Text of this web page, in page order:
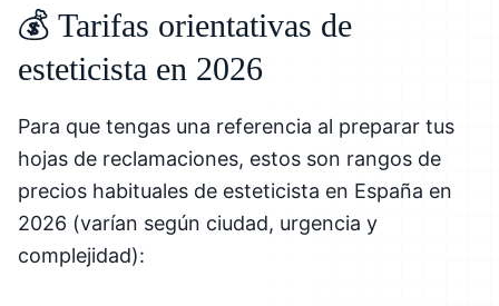
💰 Tarifas orientativas de
esteticista en 2026
Para que tengas una referencia al preparar tus
hojas de reclamaciones, estos son rangos de
precios habituales de esteticista en España en
2026 (varían según ciudad, urgencia y
complejidad):